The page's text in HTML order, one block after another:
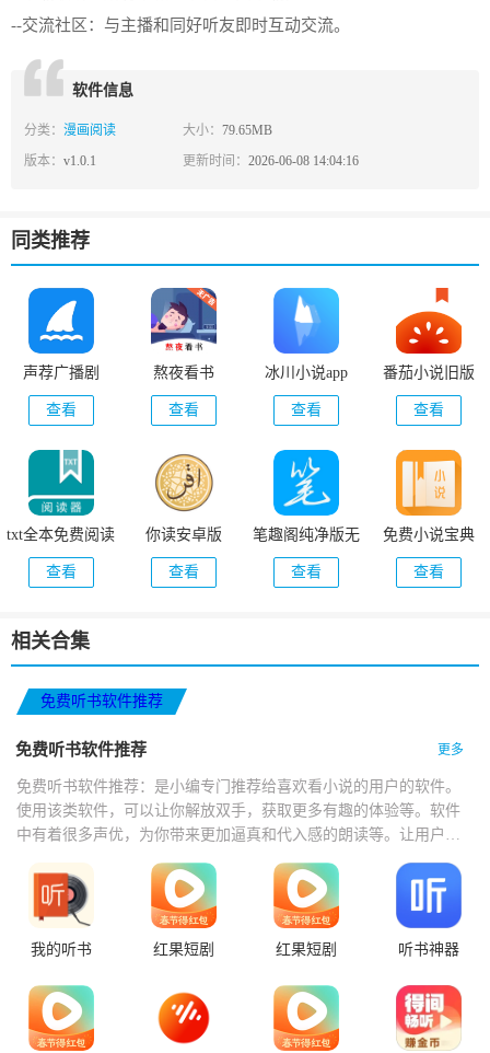
--交流社区：与主播和同好听友即时互动交流。
软件信息
分类： 漫画阅读 大小：79.65MB
版本： v1.0.1 更新时间：2026-06-08 14:04:16
同类推荐
声荐广播剧
查看
熬夜看书
查看
冰川小说app
查看
番茄小说旧版
查看
txt全本免费阅读
器
查看
你读安卓版
查看
笔趣阁纯净版无
广告版
查看
免费小说宝典
查看
相关合集
免费听书软件推荐
免费听书软件推荐 更多
免费听书软件推荐：是小编专门推荐给喜欢看小说的用户的软件。
使用该类软件，可以让你解放双手，获取更多有趣的体验等。软件
中有着很多声优，为你带来更加逼真和代入感的朗读等。让用户可
我的听书
红果短剧
红果短剧
新版
v6.7.7.33
听书神器